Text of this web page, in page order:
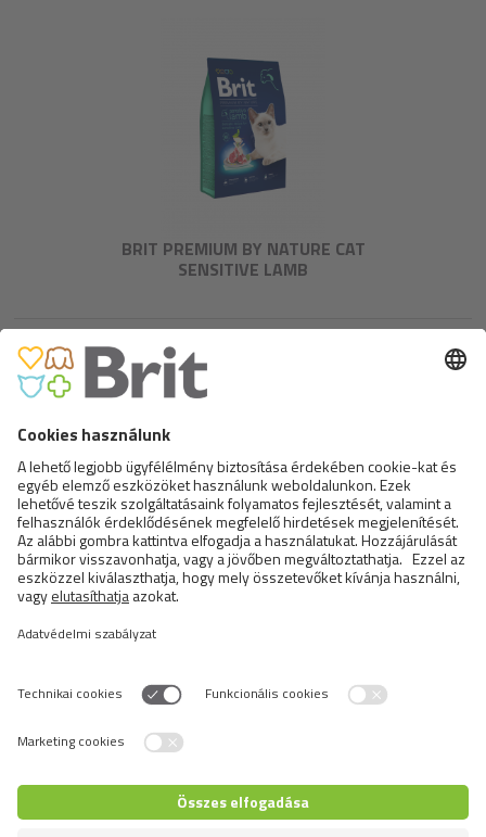
BRIT PREMIUM BY NATURE CAT
SENSITIVE LAMB
BRIT PREMIUM BY NATURE CAT
STERILIZED CHICKEN
Switch language